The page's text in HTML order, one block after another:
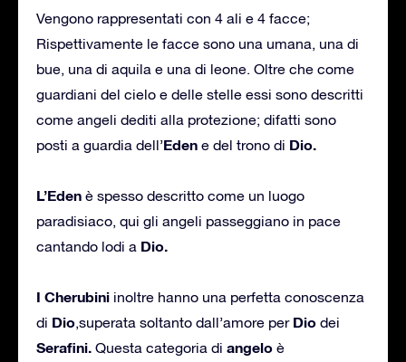
Vengono rappresentati con 4 ali e 4 facce;
Rispettivamente le facce sono una umana, una di
bue, una di aquila e una di leone. Oltre che come
guardiani del cielo e delle stelle essi sono descritti
come angeli dediti alla protezione; difatti sono
posti a guardia dell’Eden e del trono di Dio.
L’Eden è spesso descritto come un luogo
paradisiaco, qui gli angeli passeggiano in pace
cantando lodi a Dio.
I Cherubini inoltre hanno una perfetta conoscenza
di Dio,superata soltanto dall’amore per Dio dei
Serafini. Questa categoria di angelo è